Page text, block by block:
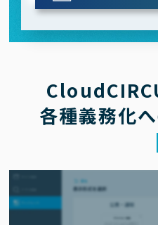
各種義務化